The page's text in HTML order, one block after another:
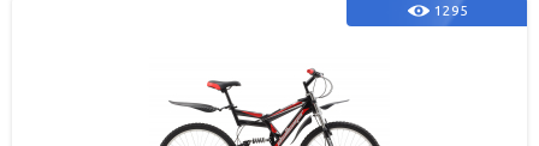
1295